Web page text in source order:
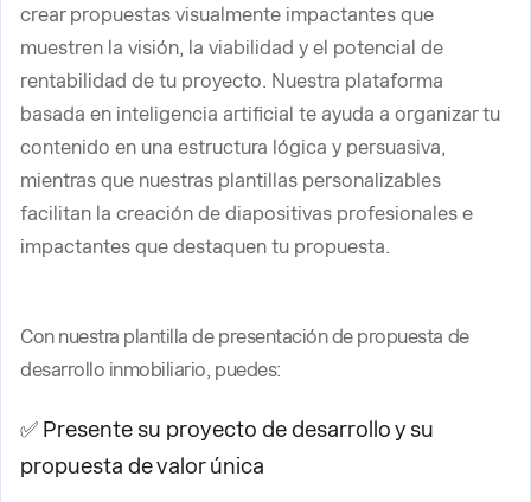
crear propuestas visualmente impactantes que
muestren la visión, la viabilidad y el potencial de
rentabilidad de tu proyecto. Nuestra plataforma
basada en inteligencia artificial te ayuda a organizar tu
contenido en una estructura lógica y persuasiva,
mientras que nuestras plantillas personalizables
facilitan la creación de diapositivas profesionales e
impactantes que destaquen tu propuesta.
Con nuestra plantilla de presentación de propuesta de
desarrollo inmobiliario, puedes:
✅ Presente su proyecto de desarrollo y su
propuesta de valor única